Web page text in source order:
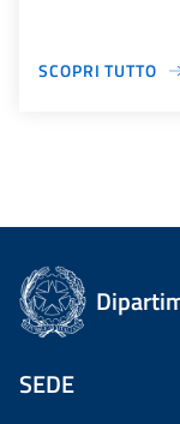
SCOPRI TUTTO
SEDE